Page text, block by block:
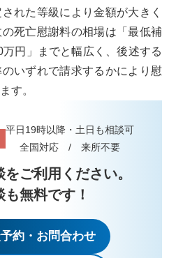
れた等級により金額が大きく
死亡慰謝料の相場は「最低補
円」までと幅広く、後述する
いずれで請求するかにより慰
す。
平日19時以降・土日も相談可
全国対応 / 来所不要
ご利用ください。
も無料です！
約・お問合わせ